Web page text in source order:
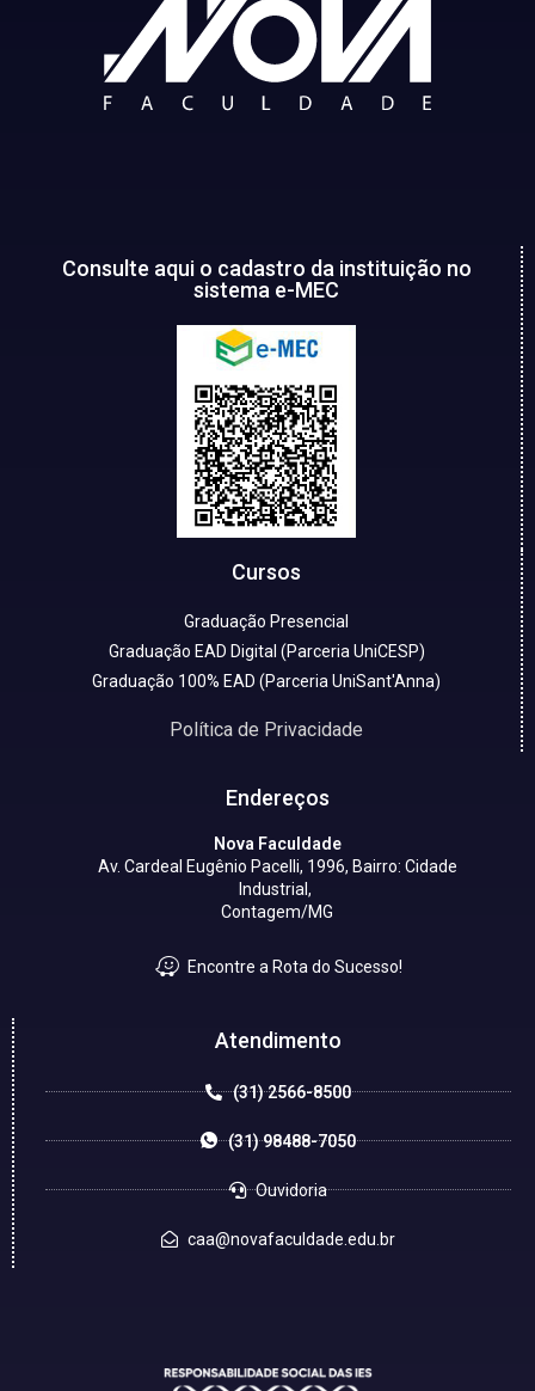
Consulte aqui o cadastro da instituição no
sistema e-MEC
Cursos
Graduação Presencial
Graduação EAD Digital (Parceria UniCESP)
Graduação 100% EAD (Parceria UniSant'Anna)
Política de Privacidade
Endereços
Nova Faculdade
Av. Cardeal Eugênio Pacelli, 1996, Bairro: Cidade
Industrial,
Contagem/MG
Encontre a Rota do Sucesso!
Atendimento
(31) 2566-8500
(31) 98488-7050
Ouvidoria
caa@novafaculdade.edu.br